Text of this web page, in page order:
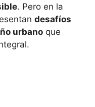
. Pero en la
desafíos
urbano que